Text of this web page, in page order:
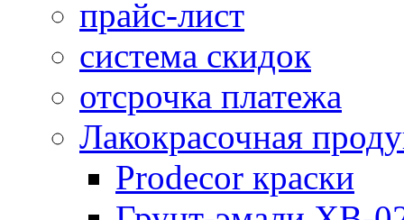
прайс-лист
система скидок
отсрочка платежа
Лакокрасочная
Prodecor краски